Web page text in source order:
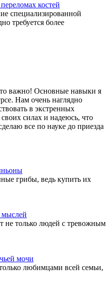
костей
специализированной
требуется более
важно! Основные навыки я
Нам очень наглядно
в экстренных
силах и надеюсь, что
все по науке до приезда
грибы, ведь купить их
мыслей
не только людей с тревожным
мочи
любимцами всей семьи,